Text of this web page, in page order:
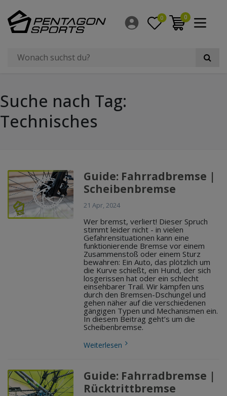
0 0
Suche nach Tag:
Technisches
Guide: Fahrradbremse |
Scheibenbremse
21 Apr, 2024
Wer bremst, verliert! Dieser Spruch
stimmt leider nicht - in vielen
Gefahrensituationen kann eine
funktionierende Bremse vor einem
Zusammenstoß oder einem Sturz
bewahren: Ein Auto, das plötzlich um
die Kurve schießt, ein Hund, der sich
losgerissen hat oder ein schlecht
einsehbarer Trail. Wir kämpfen uns
durch den Bremsen-Dschungel und
gehen näher auf die verschiedenen
gängigen Typen und Mechanismen ein.
In diesem Beitrag geht’s um die
Scheibenbremse.
Weiterlesen
Guide: Fahrradbremse |
Rücktrittbremse